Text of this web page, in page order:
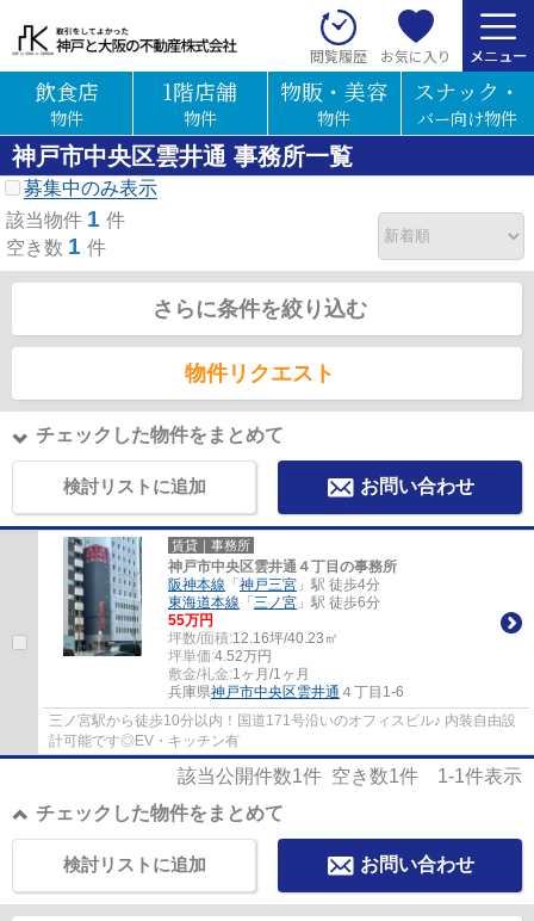
閲覧履歴 お気に入り
飲食店
物件
1階店舗
物件
物販・美容
物件
スナック・
バー向け物件
神戸市中央区雲井通 事務所一覧
募集中のみ表示
該当物件 1 件
空き数 1 件
さらに条件を絞り込む
物件リクエスト
チェックした物件をまとめて
検討リストに追加 お問い合わせ
賃貸｜事務所
神戸市中央区雲井通４丁目の事務所
阪神本線 「 神戸三宮 」駅 徒歩4分
東海道本線 「 三ノ宮 」駅 徒歩6分
55万円
坪数/面積:12.16坪/40.23㎡
坪単価:4.52万円
敷金/礼金:1ヶ月/1ヶ月
兵庫県神戸市中央区雲井通 ４丁目1-6
三ノ宮駅から徒歩10分以内！国道171号沿いのオフィスビル♪ 内装自由設
計可能です◎EV・キッチン有
該当公開件数1件 空き数1件 1-1件表示
チェックした物件をまとめて
お問い合わせ
検討リストに追加